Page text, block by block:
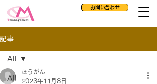
お問い合わせ
記事
All
All
ほうがん
2023年11月8日